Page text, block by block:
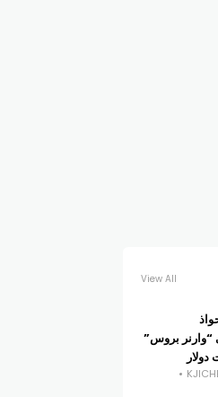
View All
“وارنر بروس”